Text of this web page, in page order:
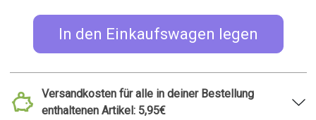
In den Einkaufswagen legen
Versandkosten für alle in deiner Bestellung
enthaltenen Artikel: 5,95€